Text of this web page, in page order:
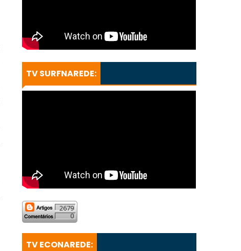
TV SURFNAREDE:
2679
0
TV ECONAREDE: